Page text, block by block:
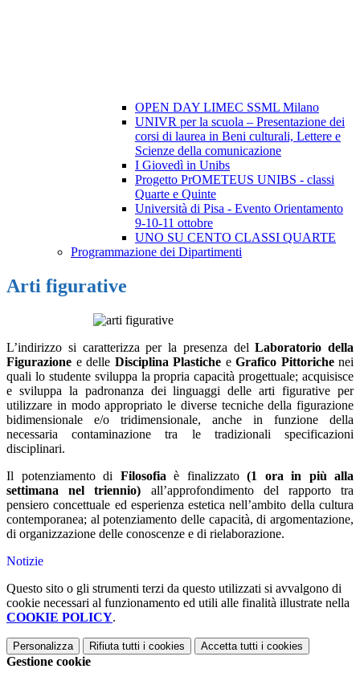
OPEN DAY LIMEC SSML Milano
UNIVR per la scuola – Presentazione dei
corsi di laurea in Beni culturali, Lettere e
Scienze della comunicazione
I Giovedì in Unibs
Progetto PrOMETEUS UNIBS - classi
Quarte e Quinte
Università di Pisa - Evento Orientamento
9-10-11 ottobre
UNO SU CENTO CLASSI QUARTE
Programmazione dei Dipartimenti
Arti figurative
L’indirizzo si caratterizza per la presenza delLaboratorio della
Figurazione e delle Disciplina Plastiche e Grafico Pittorichenei
quali lo studente sviluppa la propria capacità progettuale; acquisisce
e sviluppa la padronanza dei linguaggi delle arti figurative per
utilizzare in modo appropriato le diverse tecniche della figurazione
bidimensionale e/o tridimensionale, anche in funzione della
necessaria contaminazione tra le tradizionali specificazioni
disciplinari.
Il potenziamento di Filosofia è finalizzato (1 ora in più alla
settimana nel triennio) all’approfondimento del rapporto tra
pensiero concettuale ed esperienza estetica nell’ambito della cultura
contemporanea; al potenziamento delle capacità, di argomentazione,
di organizzazione delle conoscenze e di rielaborazione.
Notizie
Questo sito o gli strumenti terzi da questo utilizzati si avvalgono di
cookie necessari al funzionamento ed utili alle finalità illustrate nella
COOKIE POLICY.
Personalizza Rifiuta tutti i cookies Accetta tutti i cookies
Gestione cookie